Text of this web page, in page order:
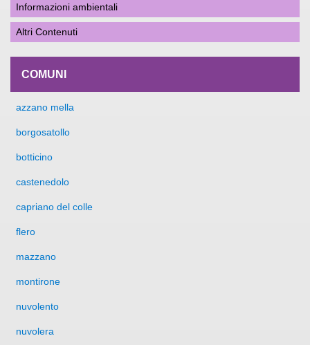
Informazioni ambientali
Altri Contenuti
COMUNI
azzano mella
borgosatollo
botticino
castenedolo
capriano del colle
flero
mazzano
montirone
nuvolento
nuvolera